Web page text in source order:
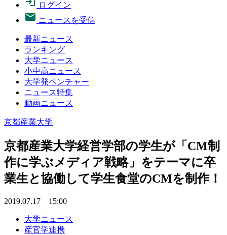
ログイン
ニュースを受信
最新ニュース
ランキング
大学ニュース
小中高ニュース
大学発ベンチャー
ニュース特集
動画ニュース
京都産業大学
京都産業大学経営学部の学生が「CM制
作に学ぶメディア戦略」をテーマに卒
業生と協働して学生食堂のCMを制作！
2019.07.17 15:00
大学ニュース
産官学連携